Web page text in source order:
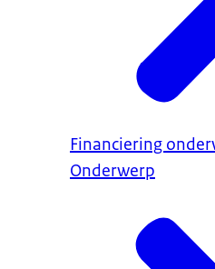
Financiering
Onderwerp